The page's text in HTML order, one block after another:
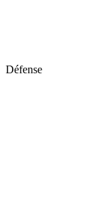
Défense